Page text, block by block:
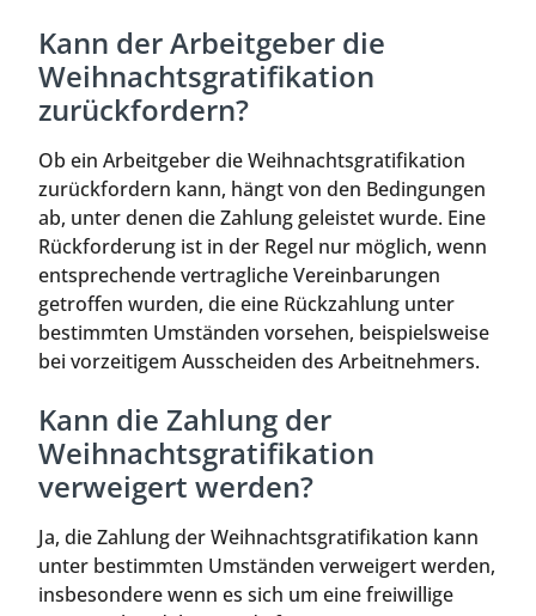
Kann der Arbeitgeber die
Weihnachtsgratifikation
zurückfordern?
Ob ein Arbeitgeber die Weihnachtsgratifikation
zurückfordern kann, hängt von den Bedingungen
ab, unter denen die Zahlung geleistet wurde. Eine
Rückforderung ist in der Regel nur möglich, wenn
entsprechende vertragliche Vereinbarungen
getroffen wurden, die eine Rückzahlung unter
bestimmten Umständen vorsehen, beispielsweise
bei vorzeitigem Ausscheiden des Arbeitnehmers.
Kann die Zahlung der
Weihnachtsgratifikation
verweigert werden?
Ja, die Zahlung der Weihnachtsgratifikation kann
unter bestimmten Umständen verweigert werden,
insbesondere wenn es sich um eine freiwillige